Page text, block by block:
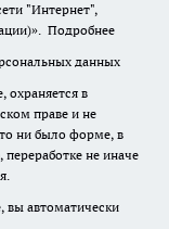
"Интернет",
Подробнее
данных
охраняется в
праве и не
ни было форме, в
не иначе
вы автоматически